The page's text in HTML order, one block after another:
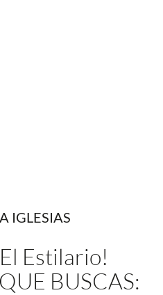
IGLESIAS
Estilario!
BUSCAS: